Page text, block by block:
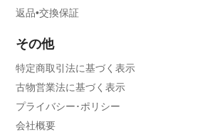
返品•交換保証
その他
特定商取引法に基づく表示
古物営業法に基づく表示
プライバシー･ポリシー
会社概要